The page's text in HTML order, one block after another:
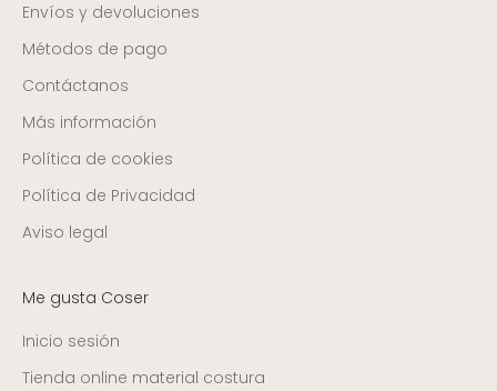
Envíos y devoluciones
Métodos de pago
Contáctanos
Más información
Política de cookies
Política de Privacidad
Aviso legal
Me gusta Coser
Inicio sesión
Tienda online material costura